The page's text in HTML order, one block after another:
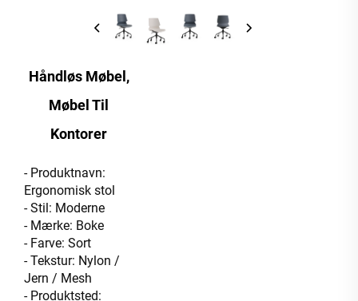
Håndløs Møbel,
Møbel Til
Kontorer
- Produktnavn:
Ergonomisk stol
- Stil: Moderne
- Mærke: Boke
- Farve: Sort
- Tekstur: Nylon /
Jern / Mesh
- Produktsted: